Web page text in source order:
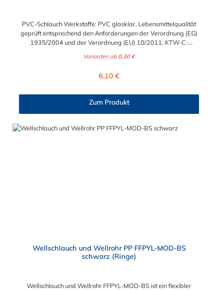
PVC-Schlauch Werkstoffe: PVC glasklar, Lebensmittelqualität
geprüft entsprechend den Anforderungen der Verordnung (EG)
1935/2004 und der Verordnung (EU) 10/2011, KTW-C-
Druckloses Durchleiten von Flüssigkeiten und Gasen wie
Mineralwasser, Süßmost und alkoholische Getränke bis 15
fetthaltige Produkte!). Die durchfließenden Lebensmittel sollten
+40°C nicht überschreiten. Eine Geschmacksprobe ist ratsam.
Bei der Durchleitung von Lebensmitteln und Trinkwasser ist der
Schlauch vor dem Ersteinsatz unbedingt sorgfältig zu reinigen
Varianten ab 0,30 €
Regulärer Preis:
6,10 €
Zum Produkt
Wellschlauch und Wellrohr PP FFPYL-MOD-BS
schwarz (Ringe)
Wellschlauch und Wellrohr FFPYL-MOD-BS ist ein flexibler